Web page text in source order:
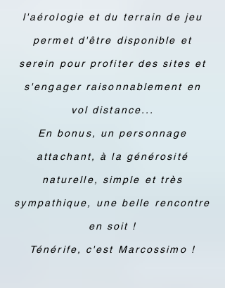
l'aérologie et du terrain de jeu
permet d'être disponible et
serein pour profiter des sites et
s'engager raisonnablement en
vol distance...
En bonus, un personnage
attachant, à la générosité
naturelle, simple et très
sympathique, une belle rencontre
en soit !
Ténérife, c'est Marcossimo !